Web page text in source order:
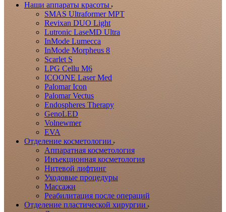
Наши аппараты красоты
SMAS Ultraformer MPT
Revixan DUO Light
Lutronic LaseMD Ultra
InMode Lumecca
InMode Morpheus 8
Scarlet S
LPG Cellu M6
ICOONE Laser Med
Palomar Icon
Palomar Vectus
Endospheres Therapy
GenoLED
Volnewmer
EVA
Отделение косметологии
Аппаратная косметология
Инъекционная косметология
Нитевой лифтинг
Уходовые процедуры
Массажи
Реабилитация после операций
Отделение пластической хирургии